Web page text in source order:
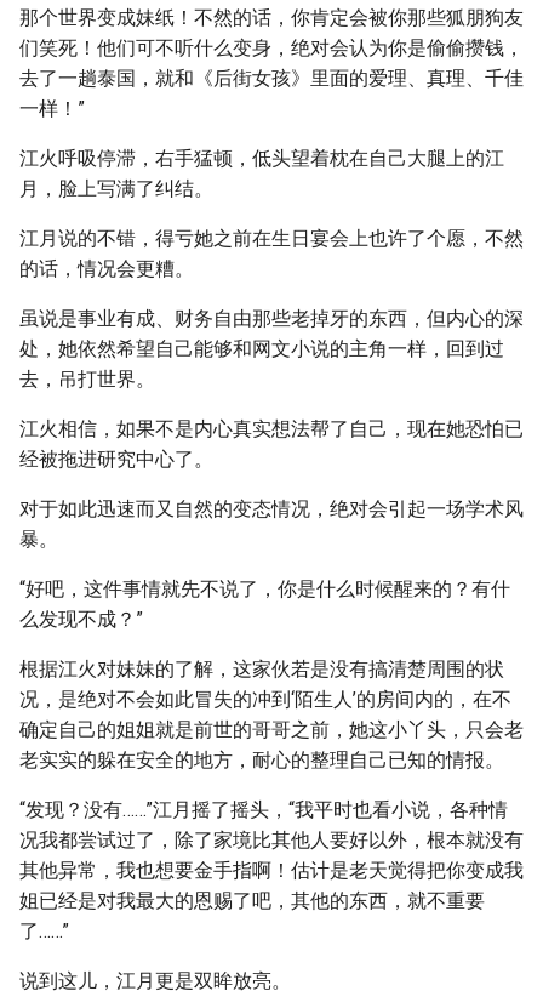
那个世界变成妹纸！不然的话，你肯定会被你那些狐朋狗友
们笑死！他们可不听什么变身，绝对会认为你是偷偷攒钱，
去了一趟泰国，就和《后街女孩》里面的爱理、真理、千佳
一样！”
江火呼吸停滞，右手猛顿，低头望着枕在自己大腿上的江
月，脸上写满了纠结。
江月说的不错，得亏她之前在生日宴会上也许了个愿，不然
的话，情况会更糟。
虽说是事业有成、财务自由那些老掉牙的东西，但内心的深
处，她依然希望自己能够和网文小说的主角一样，回到过
去，吊打世界。
江火相信，如果不是内心真实想法帮了自己，现在她恐怕已
经被拖进研究中心了。
对于如此迅速而又自然的变态情况，绝对会引起一场学术风
暴。
“好吧，这件事情就先不说了，你是什么时候醒来的？有什
么发现不成？”
根据江火对妹妹的了解，这家伙若是没有搞清楚周围的状
况，是绝对不会如此冒失的冲到‘陌生人’的房间内的，在不
确定自己的姐姐就是前世的哥哥之前，她这小丫头，只会老
老实实的躲在安全的地方，耐心的整理自己已知的情报。
“发现？没有……”江月摇了摇头，“我平时也看小说，各种情
况我都尝试过了，除了家境比其他人要好以外，根本就没有
其他异常，我也想要金手指啊！估计是老天觉得把你变成我
姐已经是对我最大的恩赐了吧，其他的东西，就不重要
了……”
说到这儿，江月更是双眸放亮。